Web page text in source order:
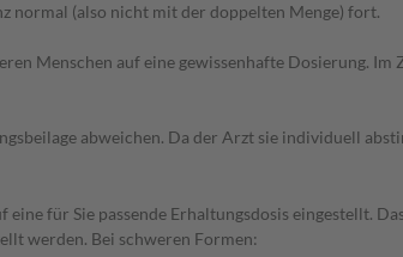
normal (also nicht mit der doppelten Menge) fort.
Menschen auf eine gewissenhafte Dosierung.
abweichen. Da der Arzt sie individuell
für Sie passende Erhaltungsdosis eingestellt.
werden. Bei schweren Formen: